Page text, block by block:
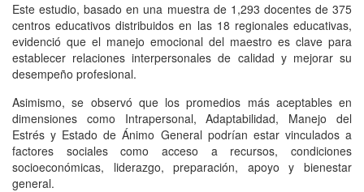
Este estudio, basado en una muestra de 1,293 docentes de 375
centros educativos distribuidos en las 18 regionales educativas,
evidenció que el manejo emocional del maestro es clave para
establecer relaciones interpersonales de calidad y mejorar su
desempeño profesional.
Asimismo, se observó que los promedios más aceptables en
dimensiones como Intrapersonal, Adaptabilidad, Manejo del
Estrés y Estado de Ánimo General podrían estar vinculados a
factores sociales como acceso a recursos, condiciones
socioeconómicas, liderazgo, preparación, apoyo y bienestar
general.